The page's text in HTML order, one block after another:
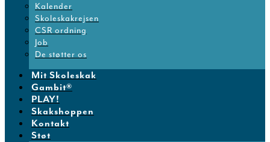
Kalender
Skoleskakrejsen
CSR ordning
Job
De støtter os
Mit Skoleskak
Gambit®
PLAY!
Skakshoppen
Kontakt
Støt